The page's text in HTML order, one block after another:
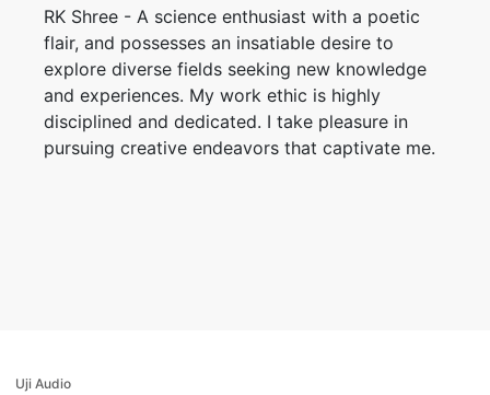
RK Shree - A science enthusiast with a poetic
flair, and possesses an insatiable desire to
explore diverse fields seeking new knowledge
and experiences. My work ethic is highly
disciplined and dedicated. I take pleasure in
pursuing creative endeavors that captivate me.
Uji Audio